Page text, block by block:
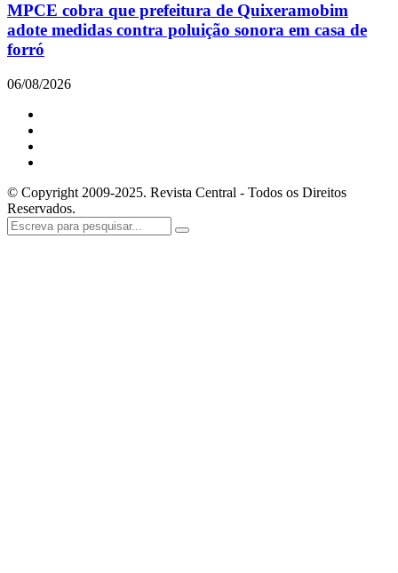
MPCE cobra que prefeitura de Quixeramobim
adote medidas contra poluição sonora em casa de
forró
06/08/2026
© Copyright 2009-2025. Revista Central - Todos os Direitos
Reservados.